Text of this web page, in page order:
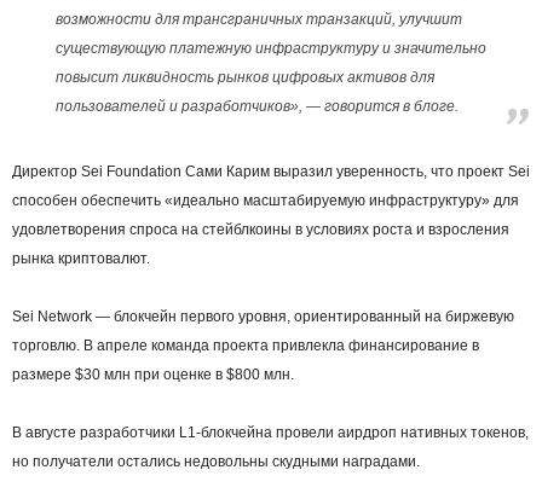
возможности для трансграничных транзакций, улучшит
существующую платежную инфраструктуру и значительно
повысит ликвидность рынков цифровых активов для
пользователей и разработчиков», — говорится в блоге.
Директор Sei Foundation Сами Карим выразил уверенность, что проект Sei
способен обеспечить «идеально масштабируемую инфраструктуру» для
удовлетворения спроса на стейблкоины в условиях роста и взросления
рынка криптовалют.
Sei Network — блокчейн первого уровня, ориентированный на биржевую
торговлю. В апреле команда проекта привлекла финансирование в
размере $30 млн при оценке в $800 млн.
В августе разработчики L1-блокчейна провели аирдроп нативных токенов,
но получатели остались недовольны скудными наградами.